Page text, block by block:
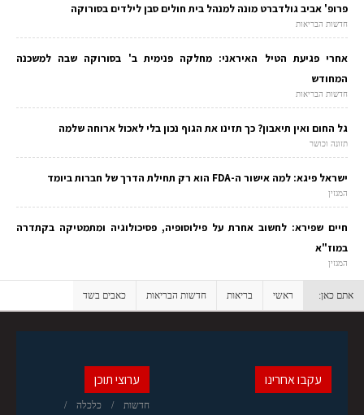
פרופ' אביב גולדברט מונה למנהל בית חולים סבן לילדים בסורוקה
חדשות הבריאות
אחרי פגיעת הטיל האיראני: מחלקה פנימית ב' בסורוקה שבה למשכנה
המחודש
חדשות הבריאות
גל החום ואין תיאבון? כך תזינו את הגוף נכון בלי לאכול ארוחה שלמה
תזונה וכושר
ישראל פיגא: למה אישור ה-FDA הוא רק תחילת הדרך של חברות ביומד
המגזין
חיים שפירא: לחשוב אחרת על פילוסופיה, פסיכולוגיה ומתמטיקה בקתדרה
במוז"א
המגזין
אתם כאן: ראשי בריאות חדשות הבריאות כאבים בשד
ערוצי תוכן
חדשות כלכלה
עקבו אחרינו